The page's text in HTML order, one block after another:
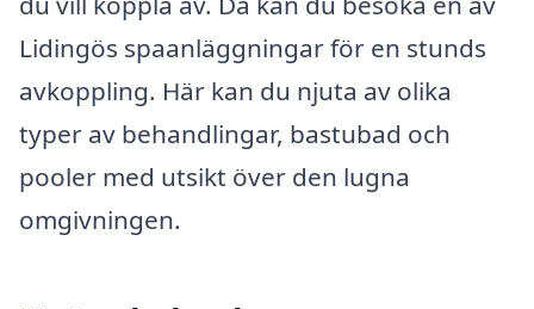
Lidingös spaanläggningar för en stunds
avkoppling. Här kan du njuta av olika
typer av behandlingar, bastubad och
pooler med utsikt över den lugna
omgivningen.